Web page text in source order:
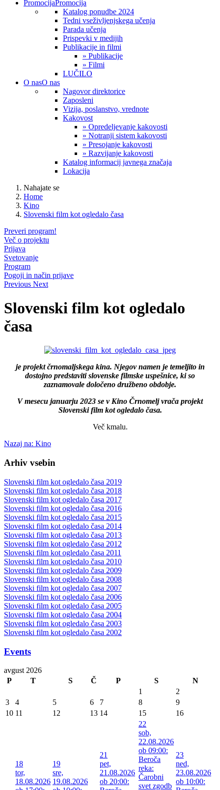
PromocijaPromocija
Katalog ponudbe 2024
Tedni vseživljenjskega učenja
Parada učenja
Prispevki v medijih
Publikacije in filmi
» Publikacije
» Filmi
LUČILO
O nasO nas
Nagovor direktorice
Zaposleni
Vizija, poslanstvo, vrednote
Kakovost
» Opredeljevanje kakovosti
» Notranji sistem kakovosti
» Presojanje kakovosti
» Razvijanje kakovosti
Katalog informacij javnega značaja
Lokacija
Nahajate se
Home
Kino
Slovenski film kot ogledalo časa
Preveri program!
Več o projektu
Prijava
Svetovanje
Program
Pogoji in način prijave
Previous Next
Slovenski film kot ogledalo
časa
je projekt črnomaljskega kina. Njegov namen je temeljito in
dostojno predstaviti slovenske filmske uspešnice, ki so
zaznamovale določeno družbeno obdobje.
V mesecu januarju 2023 se v Kino Črnomelj vrača projekt
Slovenski film kot ogledalo časa.
Več kmalu.
Nazaj na: Kino
Arhiv vsebin
Slovenski film kot ogledalo časa 2019
Slovenski film kot ogledalo časa 2018
Slovenski film kot ogledalo časa 2017
Slovenski film kot ogledalo časa 2016
Slovenski film kot ogledalo časa 2015
Slovenski film kot ogledalo časa 2014
Slovenski film kot ogledalo časa 2013
Slovenski film kot ogledalo časa 2012
Slovenski film kot ogledalo časa 2011
Slovenski film kot ogledalo časa 2010
Slovenski film kot ogledalo časa 2009
Slovenski film kot ogledalo časa 2008
Slovenski film kot ogledalo časa 2007
Slovenski film kot ogledalo časa 2006
Slovenski film kot ogledalo časa 2005
Slovenski film kot ogledalo časa 2004
Slovenski film kot ogledalo časa 2003
Slovenski film kot ogledalo časa 2002
Events
avgust 2026
P
T S Č P S
N
1
2
3
4 5 6 7 8
9
10 11 12 13 14 15 16
18
tor,
18.08.2026
19
sre,
19.08.2026
21
pet,
21.08.2026
ob 20:00:
22
sob,
22.08.2026
ob 09:00:
Beroča
reka:
Čarobni
svet zgodb
23
ned,
23.08.2026
ob 10:00: